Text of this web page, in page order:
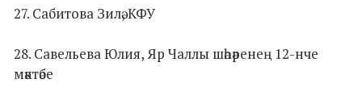
27. Сабитова Зилә, КФУ
28. Савельева Юлия, Яр Чаллы шәһәренең 12-нче
мәктәбе